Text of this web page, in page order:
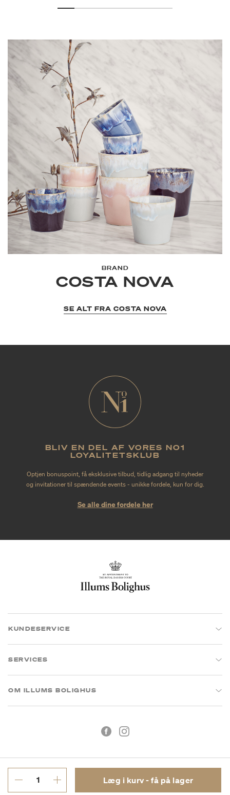
Læg i kurv - få på lager
BRAND
COSTA NOVA
SE ALT FRA COSTA NOVA
BLIV EN DEL AF VORES NO1
LOYALITETSKLUB
Optjen bonuspoint, få eksklusive tilbud, tidlig adgang til nyheder
og invitationer til spændende events - unikke fordele, kun for dig.
Se alle dine fordele her
KUNDESERVICE
SERVICES
OM ILLUMS BOLIGHUS